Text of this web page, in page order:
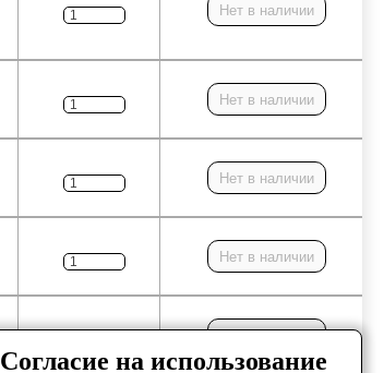
Нет в наличии
Нет в наличии
Нет в наличии
Нет в наличии
Нет в наличии
Согласие на использование